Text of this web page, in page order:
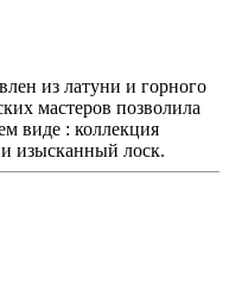
из латуни и горного
мастеров позволила
виде : коллекция
изысканный лоск.